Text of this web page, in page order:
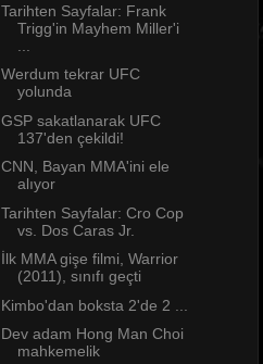
Tarihten Sayfalar: Frank
Trigg'in Mayhem Miller'i
Werdum tekrar UFC
yolunda
GSP sakatlanarak UFC
137'den çekildi!
CNN, Bayan MMA'ini ele
alıyor
Tarihten Sayfalar: Cro Cop
vs. Dos Caras Jr.
İlk MMA gişe filmi, Warrior
(2011), sınıfı geçti
Kimbo'dan boksta 2'de 2 ...
Dev adam Hong Man Choi
mahkemelik